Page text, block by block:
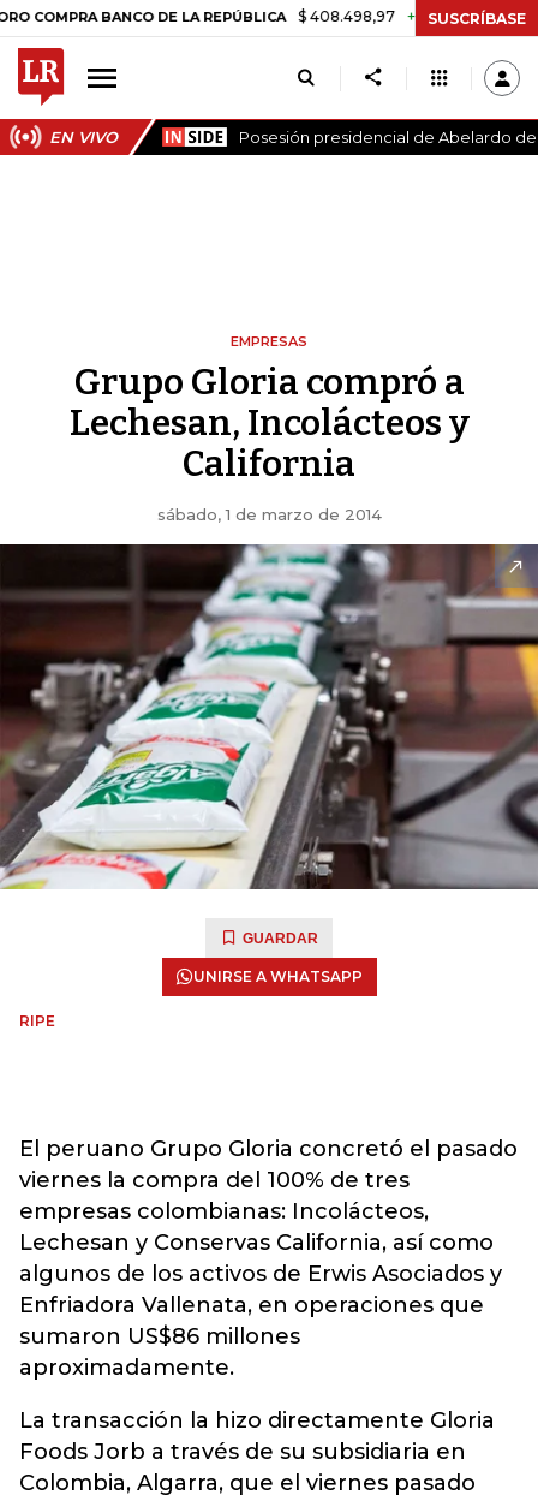
BANCO DE LA REPÚBLICA $ 408.498,97 +$ 8.753,81 +2,19%
SUSCRÍBASE
EN VIVO Posesión presidencial de Abelardo de
EMPRESAS
Grupo Gloria compró a
Lechesan, Incolácteos y
California
sábado, 1 de marzo de 2014
GUARDAR
UNIRSE A WHATSAPP
RIPE
El peruano Grupo Gloria concretó el pasado
viernes la compra del 100% de tres
empresas colombianas: Incolácteos,
Lechesan y Conservas California, así como
algunos de los activos de Erwis Asociados y
Enfriadora Vallenata, en operaciones que
sumaron US$86 millones
aproximadamente.
La transacción la hizo directamente Gloria
Foods Jorb a través de su subsidiaria en
Colombia, Algarra, que el viernes pasado